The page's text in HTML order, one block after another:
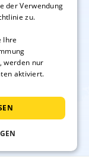
der
ich jederzeit
der Verwendung
zu.
Ihre
werden nur
aktiviert.